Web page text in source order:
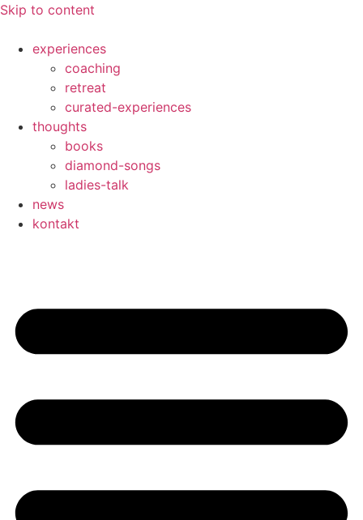
Skip to content
experiences
coaching
retreat
curated-experiences
thoughts
books
diamond-songs
ladies-talk
news
kontakt